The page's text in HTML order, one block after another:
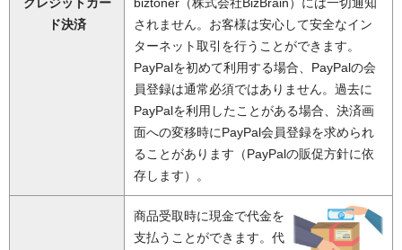
ド決済
されません。お客様は安心して安全なイン
ターネット取引を行うことができます。
PayPalを初めて利用する場合、PayPalの会
員登録は通常必須ではありません。過去に
PayPalを利用したことがある場合、決済画
面への変移時にPayPal会員登録を求められ
ることがあります（PayPalの販促方針に依
存します）。
商品受取時に現金で代金を
支払うことができます。代